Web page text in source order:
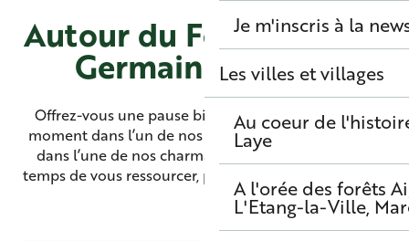
Je m'inscris à la
Les villes et villages
Au coeur de
Laye
A l'orée des forêts
L'Etang-la-Ville,
Autour du Festival Saint
Germain en Live :
Offrez-vous une pause bien méritée avec un beau
moment dans l’un de nos restaurants, reposez-vous
dans l’une de nos charmantes adresses, prenez le
temps de vous ressourcer, prenez la vie du beau côté.